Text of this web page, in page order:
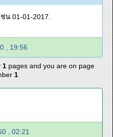
น 01-01-2017.
, 19:56
1 pages and you are on page
1
, 02:21